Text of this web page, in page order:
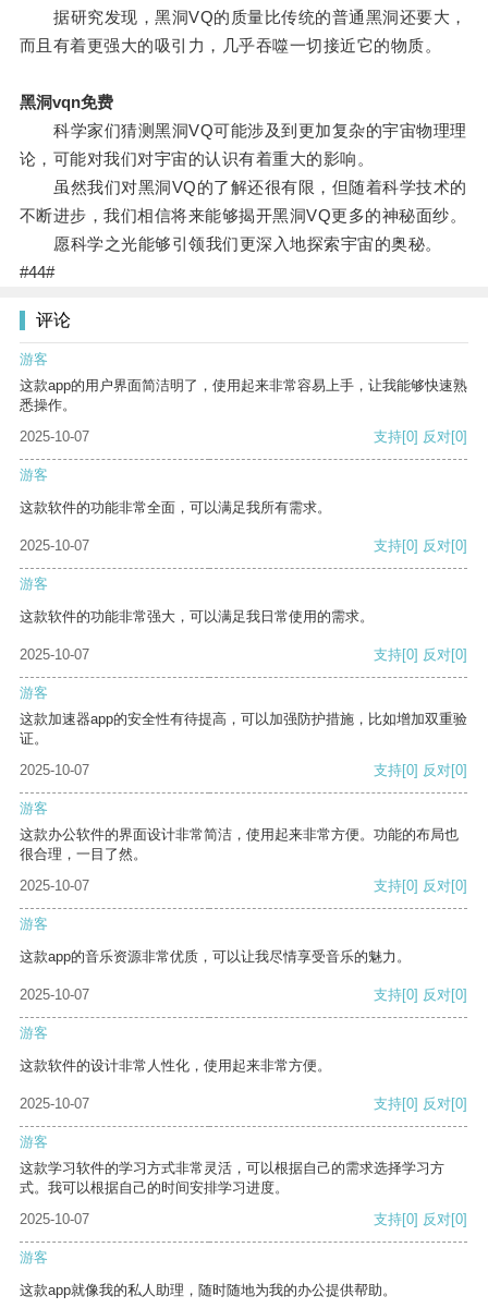
据研究发现，黑洞VQ的质量比传统的普通黑洞还要大，
而且有着更强大的吸引力，几乎吞噬一切接近它的物质。
黑洞vqn免费
科学家们猜测黑洞VQ可能涉及到更加复杂的宇宙物理理
论，可能对我们对宇宙的认识有着重大的影响。
虽然我们对黑洞VQ的了解还很有限，但随着科学技术的
不断进步，我们相信将来能够揭开黑洞VQ更多的神秘面纱。
愿科学之光能够引领我们更深入地探索宇宙的奥秘。
#44#
评论
游客
这款app的用户界面简洁明了，使用起来非常容易上手，让我能够快速熟
悉操作。
2025-10-07
支持[0] 反对[0]
游客
这款软件的功能非常全面，可以满足我所有需求。
2025-10-07 支持[0] 反对[0]
游客
这款软件的功能非常强大，可以满足我日常使用的需求。
2025-10-07 支持[0] 反对[0]
游客
这款加速器app的安全性有待提高，可以加强防护措施，比如增加双重验
证。
2025-10-07
支持[0] 反对[0]
游客
这款办公软件的界面设计非常简洁，使用起来非常方便。功能的布局也
很合理，一目了然。
2025-10-07
支持[0] 反对[0]
游客
这款app的音乐资源非常优质，可以让我尽情享受音乐的魅力。
2025-10-07 支持[0] 反对[0]
游客
这款软件的设计非常人性化，使用起来非常方便。
2025-10-07 支持[0] 反对[0]
游客
这款学习软件的学习方式非常灵活，可以根据自己的需求选择学习方
式。我可以根据自己的时间安排学习进度。
2025-10-07
支持[0] 反对[0]
游客
这款app就像我的私人助理，随时随地为我的办公提供帮助。